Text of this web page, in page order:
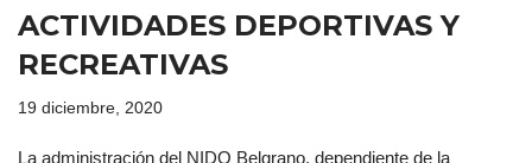
ACTIVIDADES DEPORTIVAS Y
RECREATIVAS
19 diciembre, 2020
La administración del NIDO Belgrano, dependiente de la